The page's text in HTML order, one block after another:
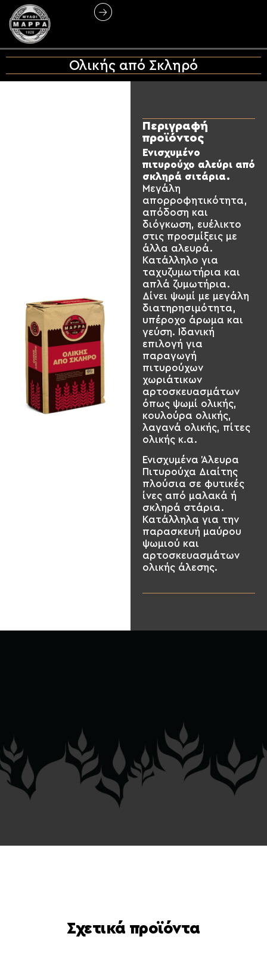
Ολικής από Σκληρό
Περιγραφή
προϊόντος
Ενισχυμένο
πιτυρούχο αλεύρι από
σκληρά σιτάρια.
Μεγάλη
απορροφητικότητα,
απόδοση και
διόγκωση, ευέλικτο
στις προσμίξεις με
άλλα αλευρά.
Κατάλληλο για
ταχυζυμωτήρια και
απλά ζυμωτήρια.
Δίνει ψωμί με μεγάλη
διατηρησιμότητα,
υπέροχο άρωμα και
γεύση. Ιδανική
επιλογή για
παραγωγή
πιτυρούχων
χωριάτικων
αρτοσκευασμάτων
όπως ψωμί ολικής,
κουλούρα ολικής,
λαγανά ολικής, πίτες
ολικής κ.α.
Ενισχυμένα Άλευρα
Πιτυρούχα Διαίτης
πλούσια σε φυτικές
ίνες από μαλακά ή
σκληρά στάρια.
Κατάλληλα για την
παρασκευή μαύρου
ψωμιού και
αρτοσκευασμάτων
ολικής άλεσης.
Σχετικά προϊόντα